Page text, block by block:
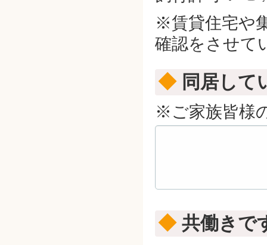
※賃貸住宅や
確認をさせて
◆同居して
※ご家族皆様
◆共働きで